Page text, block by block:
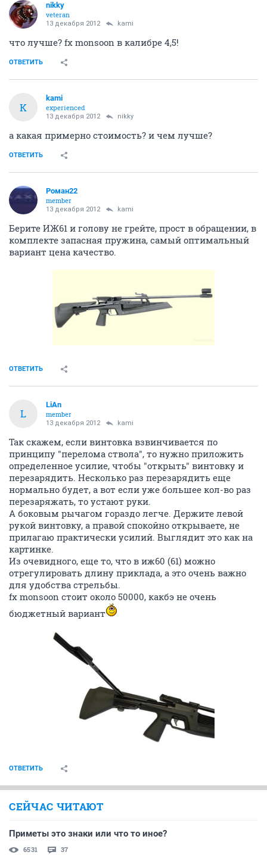
nikky
veteran
13 декабря 2012 kami
что лучше? fx monsoon в калибре 4,5!
ОТВЕТИТЬ
K
kami
experienced
13 декабря 2012 nikky
а какая примерно стоимость? и чем лучше?
ОТВЕТИТЬ
Роман22
member
13 декабря 2012 kami
Берите ИЖ61 и голову не грейте, прост в обращении, в
комплекте запасная пружина, самый оптимальный
вариант цена качество.
ОТВЕТИТЬ
L
LiAn
member
13 декабря 2012 kami
Так скажем, если винтовка взвинчивается по
принципу "перелома ствола", то нужно приложить
определенное усилие, чтобы "открыть" винтовку и
перезарядить. Несколько раз перезарядить еще
нормально будет, а вот если уже большее кол-во раз
перезаряжать, то устают руки.
А боковым рычагом гораздо легче. Держите левой
рукой винтовку, а правой спокойно открываете, не
прилагаю практически усилий. Выглядит это как на
картинке.
Из очевидного, еще то, что в иж60 (61) можно
отрегулировать длину приклада, а это очень важно
для удобства стрельбы.
fx monsoon стоит около 50000, какбэ не очень
бюджетный вариант
ОТВЕТИТЬ
СЕЙЧАС ЧИТАЮТ
Приметы это знаки или что то иное?
6531 37